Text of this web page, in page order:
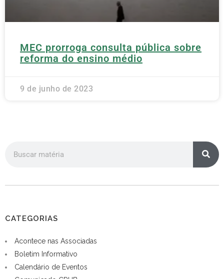
MEC prorroga consulta pública sobre
reforma do ensino médio
9 de junho de 2023
CATEGORIAS
Acontece nas Associadas
Boletim Informativo
Calendário de Eventos